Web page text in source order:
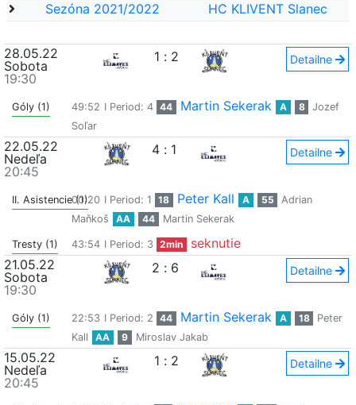
Sezóna 2021/2022
HC KLIVENT Slanec
28.05.22
Sobota
19:30
1 : 2 Detailne
Góly (1) 49:52 I Period: 4 44 Martin Sekerak A 8
Jozef
Soľar
22.05.22
Nedeľa
20:45
4 : 1 Detailne
II. Asistencie (1)
00:20 I Period: 1 18 Peter Kall A 55
Adrian
Maňkoš
AA 44 Martin Sekerak
Tresty (1) 43:54 I Period: 3 2min
seknutie
21.05.22
Sobota
19:30
2 : 6 Detailne
Góly (1) 22:53 I Period: 2 44 Martin Sekerak A 18
Peter
Kall
AA 9 Miroslav Jakab
15.05.22
Nedeľa
20:45
1 : 2 Detailne